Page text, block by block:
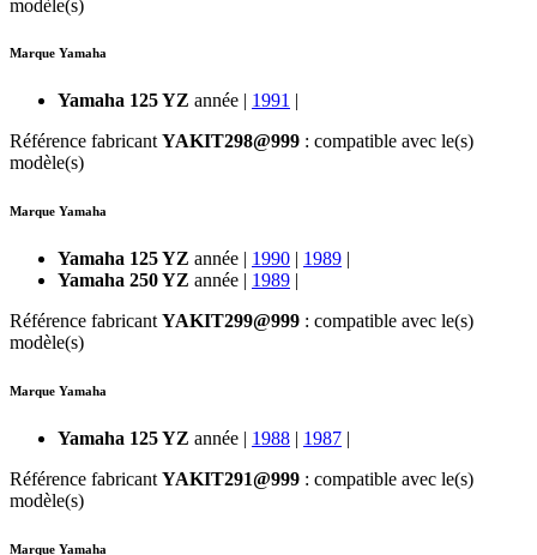
modèle(s)
Marque Yamaha
Yamaha 125 YZ année | 1991 |
Référence fabricantYAKIT298@999 : compatible avec le(s)
modèle(s)
Marque Yamaha
Yamaha 125 YZ année | 1990 | 1989 |
Yamaha 250 YZ année | 1989 |
Référence fabricant YAKIT299@999 : compatible avec le(s)
modèle(s)
Marque Yamaha
Yamaha 125 YZ année | 1988 | 1987 |
Référence fabricant YAKIT291@999 : compatible avec le(s)
modèle(s)
Marque Yamaha